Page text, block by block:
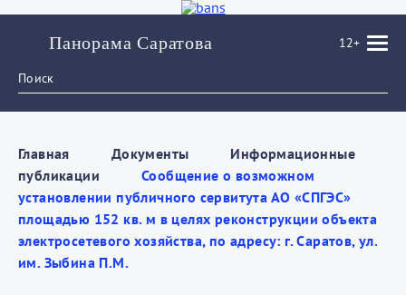
Панорама Саратова 12+
Главная Документы
Информационные
публикации
Сообщение о возможном
установлении публичного сервитута АО «СПГЭС»
площадью 152 кв. м в целях реконструкции объекта
электросетевого хозяйства, по адресу: г. Саратов, ул.
им. Зыбина П.М.